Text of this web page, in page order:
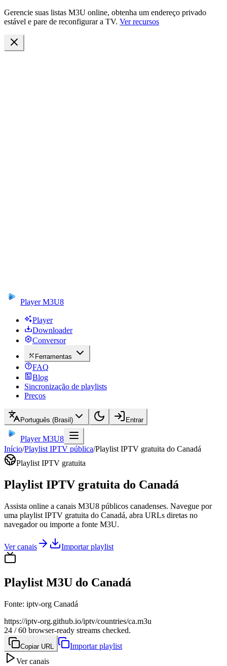
Gerencie suas listas M3U online, obtenha um endereço privado
estável e pare de reconfigurar a TV. Ver recursos
Player M3U8
Player
Downloader
Conversor
Ferramentas
FAQ
Blog
Sincronização de playlists
Preços
Português (Brasil) Entrar
Player M3U8
Início/Playlist IPTV pública/Playlist IPTV gratuita do Canadá
Playlist IPTV gratuita
Playlist IPTV gratuita do Canadá
Assista online a canais M3U8 públicos canadenses. Navegue por
uma playlist IPTV gratuita do Canadá, abra URLs diretas no
navegador ou importe a fonte M3U.
Ver canais Importar playlist
Playlist M3U do Canadá
Fonte: iptv-org Canadá
https://iptv-org.github.io/iptv/countries/ca.m3u
24 / 60 browser-ready streams checked.
Copiar URL
Importar playlist
Ver canais